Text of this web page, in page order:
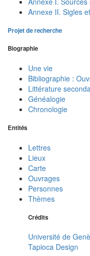
Annexe II. Sigles
Projet de recherche
Biographie
Une vie
Bibliographie :
Littérature
Généalogie
Chronologie
Entités
Lettres
Lieux
Carte
Ouvrages
Personnes
Thèmes
Crédits
Université de
Tapioca Design